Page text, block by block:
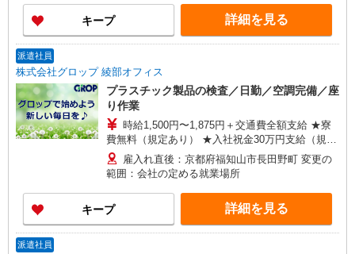
間） ⇒252,710円＋交通費
キープ 詳細を見る
派遣社員
株式会社グロップ 綾部オフィス
プラスチック製品の検査／日勤／空調完備／座
り作業
時給1,500円〜1,875円＋交通費全額支給 ★寮
費無料（規定あり） ★入社祝金30万円支給（規定
あり） ※残業発生時は時給25％アップ ※交通費
支給規定あり ※給与の希望日払い制度あり ＜月収
例＞ ＊月22日勤務の場合 時給1,500円×7.75時
間×22日⇒255,750円＋残業代＋交通費
雇入れ直後：京都府福知山市長田野町 変更の
範囲：会社の定める就業場所
キープ 詳細を見る
派遣社員